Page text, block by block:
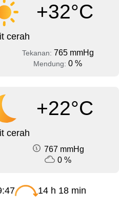
+32°C
cerah
Tekanan: 765 mmHg
Mendung: 0 %
+22°C
cerah
767 mmHg
0 %
14 h 18 min